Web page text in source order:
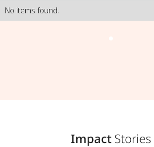
No items found.
Impact Stories